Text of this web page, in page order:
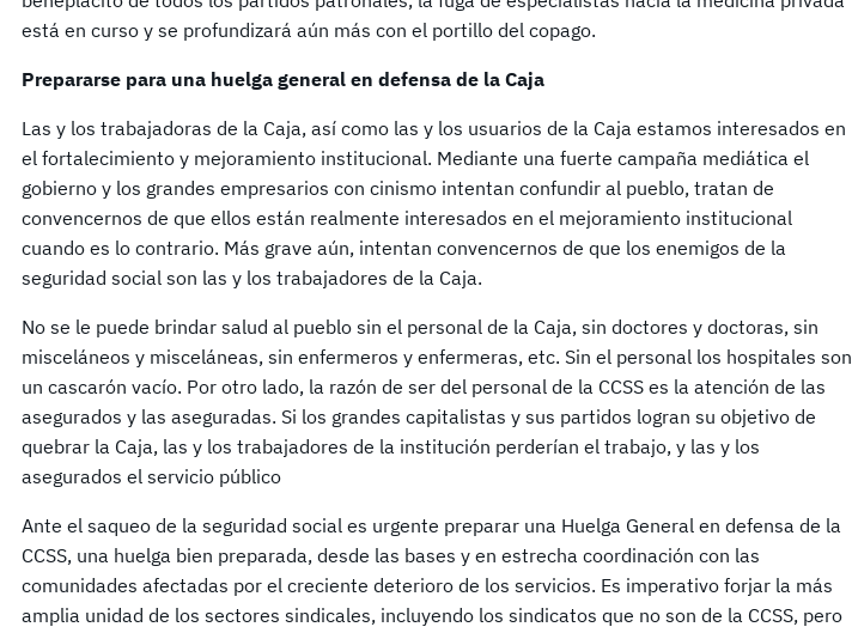
está en curso y se profundizará aún más con el portillo del copago.
Prepararse para una huelga general en defensa de la Caja
Las y los trabajadoras de la Caja, así como las y los usuarios de la Caja estamos interesados en
el fortalecimiento y mejoramiento institucional. Mediante una fuerte campaña mediática el
gobierno y los grandes empresarios con cinismo intentan confundir al pueblo, tratan de
convencernos de que ellos están realmente interesados en el mejoramiento institucional
cuando es lo contrario. Más grave aún, intentan convencernos de que los enemigos de la
seguridad social son las y los trabajadores de la Caja.
No se le puede brindar salud al pueblo sin el personal de la Caja, sin doctores y doctoras, sin
misceláneos y misceláneas, sin enfermeros y enfermeras, etc. Sin el personal los hospitales son
un cascarón vacío. Por otro lado, la razón de ser del personal de la CCSS es la atención de las
asegurados y las aseguradas. Si los grandes capitalistas y sus partidos logran su objetivo de
quebrar la Caja, las y los trabajadores de la institución perderían el trabajo, y las y los
asegurados el servicio público
Ante el saqueo de la seguridad social es urgente preparar una Huelga General en defensa de la
CCSS, una huelga bien preparada, desde las bases y en estrecha coordinación con las
comunidades afectadas por el creciente deterioro de los servicios. Es imperativo forjar la más
amplia unidad de los sectores sindicales, incluyendo los sindicatos que no son de la CCSS, pero